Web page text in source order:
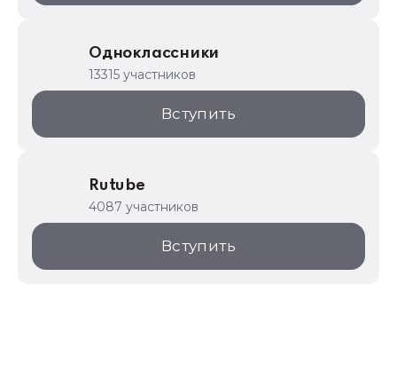
Одноклассники
13315 участников
Вступить
Rutube
4087 участников
Вступить